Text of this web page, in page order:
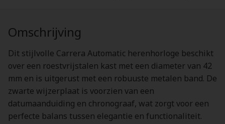
Omschrijving
Dit stijlvolle Carrera Automatic herenhorloge beschikt
over een roestvrijstalen kast met een diameter van 42
mm en is uitgerust met een robuuste metalen band. De
zwarte wijzerplaat is voorzien van een
datumaanduiding en chronograaf, wat zorgt voor een
perfecte balans tussen elegantie en functionaliteit.